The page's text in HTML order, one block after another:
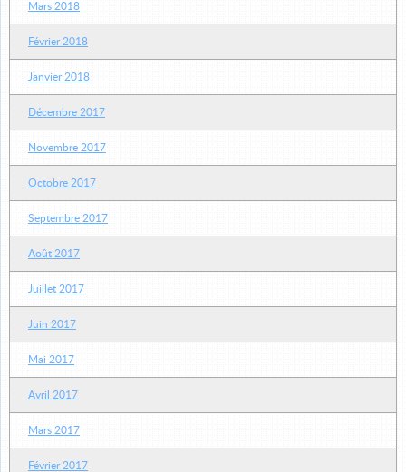
Mars 2018
Février 2018
Janvier 2018
Décembre 2017
Novembre 2017
Octobre 2017
Septembre 2017
Août 2017
Juillet 2017
Juin 2017
Mai 2017
Avril 2017
Mars 2017
Février 2017